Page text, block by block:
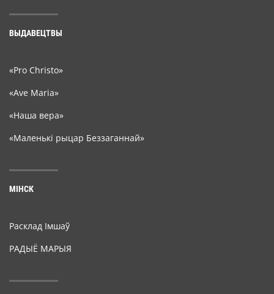
ВЫДАВЕЦТВЫ
«Pro Christo»
«Ave Maria»
«Наша вера»
«Маленькі рыцар Беззаганнай»
МІНСК
Расклад Імшаў
РАДЫЁ МАРЫЯ